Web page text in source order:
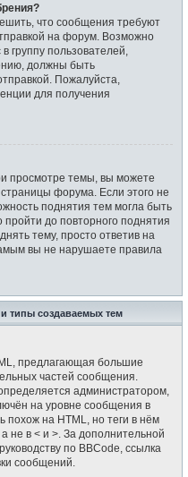
что сообщения требуют
на форум. Возможно
группу пользователей,
должны быть
Пожалуйста,
для получения
просмотре темы, вы можете
форума. Если этого не
поднятия тем могла быть
до повторного поднятия
тему, просто ответив на
вы не нарушаете правила
типы создаваемых тем
предлагающая большие
частей сообщения.
администратором,
на уровне сообщения в
похож на HTML, но теги в нём
не в < и >. За дополнительной
по BBCode, ссылка
сообщений.